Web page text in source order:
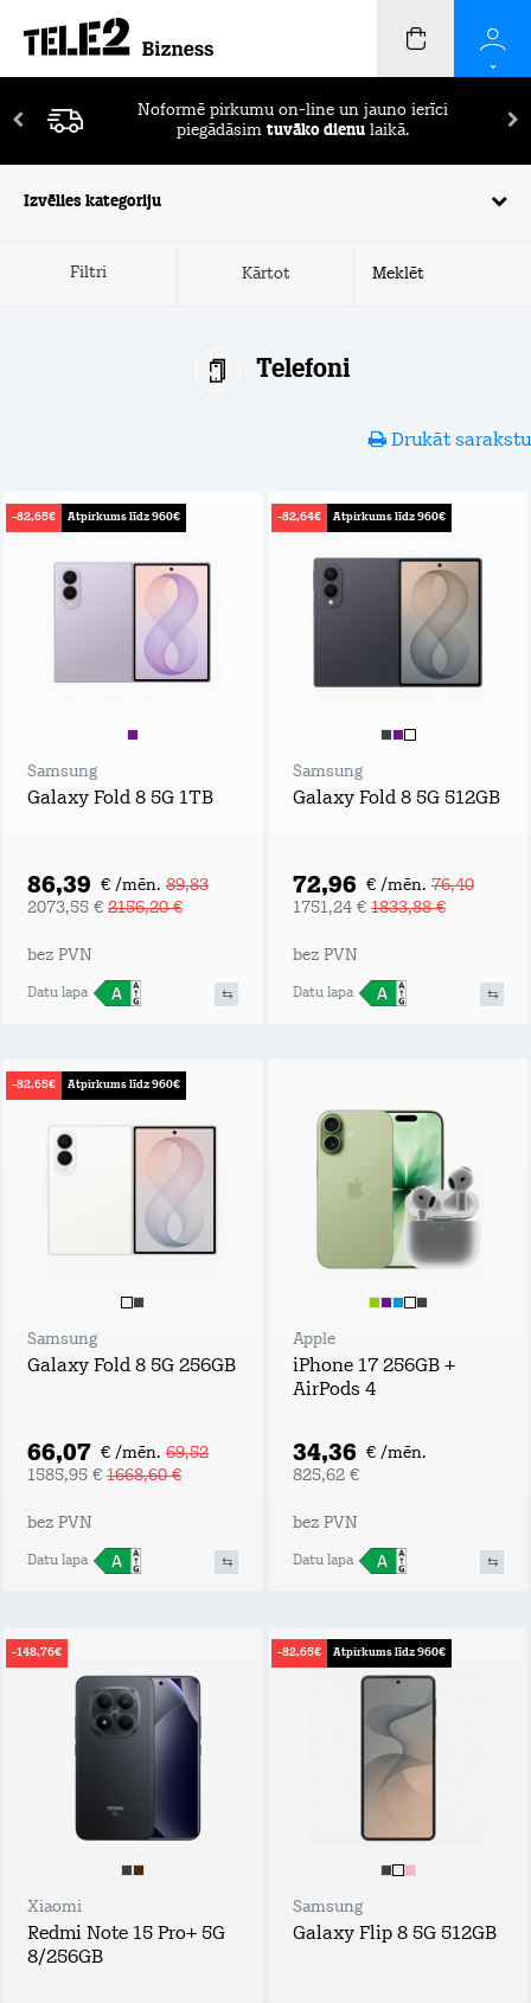
Pirmos 2 mēnešus ierīču apdrošināšanaBEZ
MAKSAS!
Izvēlies kategoriju
Filtri Kārtot
Telefoni
Drukāt sarakstu
-82,65€ Atpirkums līdz 960€
Samsung
Galaxy Fold 8 5G 1TB
86,39 € /mēn. 89,83
2073,55 € 2156,20 €
bez PVN
Datu lapa
-82,64€ Atpirkums līdz 960€
Samsung
Galaxy Fold 8 5G 512GB
72,96 € /mēn. 76,40
1751,24 € 1833,88 €
bez PVN
Datu lapa
-82,65€ Atpirkums līdz 960€
Samsung
Galaxy Fold 8 5G 256GB
66,07 € /mēn. 69,52
1585,95 € 1668,60 €
bez PVN
Datu lapa
Apple
iPhone 17 256GB +
AirPods 4
34,36 € /mēn.
825,62 €
bez PVN
Datu lapa
-148,76€
Xiaomi
Redmi Note 15 Pro+ 5G
8/256GB
-82,65€ Atpirkums līdz 960€
Samsung
Galaxy Flip 8 5G 512GB